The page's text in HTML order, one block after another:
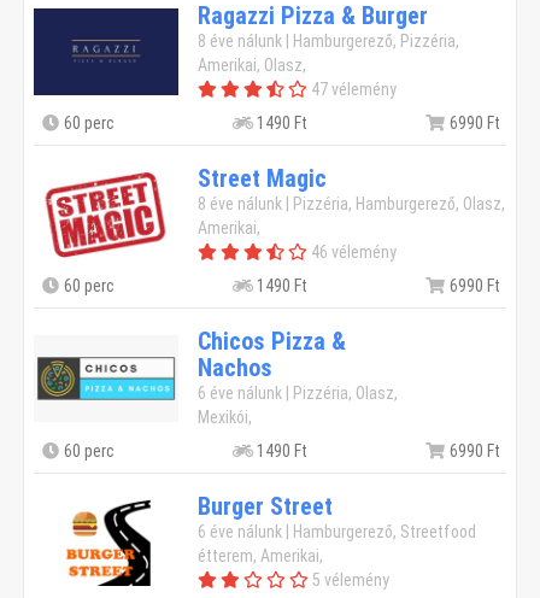
Ragazzi Pizza & Burger
8 éve nálunk | Hamburgerező, Pizzéria,
Amerikai, Olasz,
47 vélemény
60 perc
1490 Ft 6990 Ft
Street Magic
8 éve nálunk | Pizzéria, Hamburgerező, Olasz,
Amerikai,
46 vélemény
60 perc
1490 Ft 6990 Ft
Chicos Pizza &
Nachos
6 éve nálunk | Pizzéria, Olasz,
Mexikói,
60 perc
1490 Ft 6990 Ft
Burger Street
6 éve nálunk | Hamburgerező, Streetfood
étterem, Amerikai,
5 vélemény